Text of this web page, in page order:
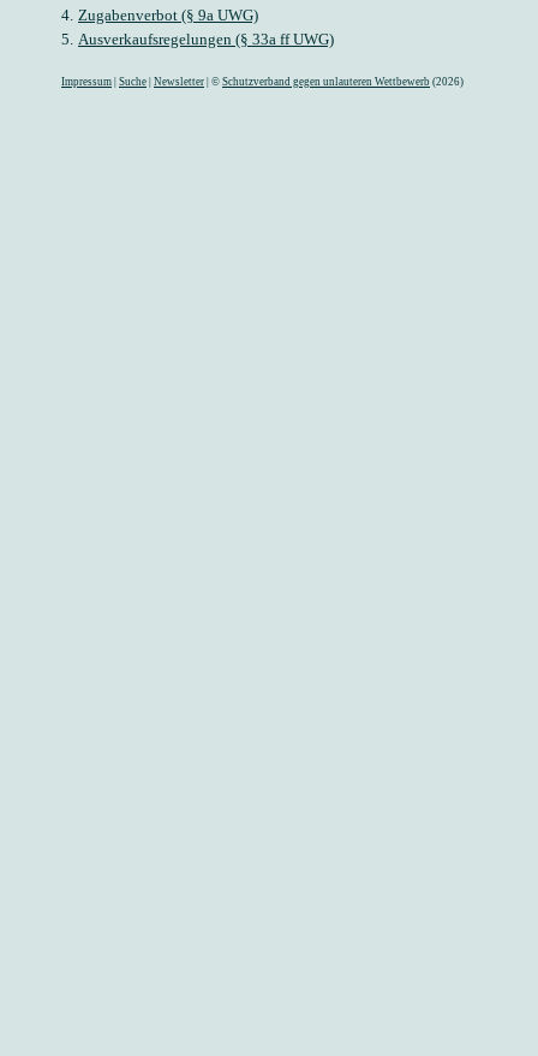
4. Zugabenverbot (§ 9a UWG)
5. Ausverkaufsregelungen (§ 33a ff UWG)
Impressum Suche Newsletter | © Schutzverband gegen unlauteren Wettbewerb (2026)